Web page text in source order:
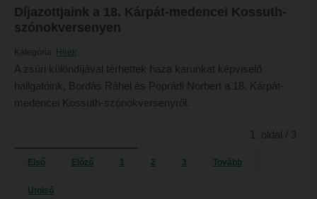
Díjazottjaink a 18. Kárpát-medencei Kossuth-
szónokversenyen
Kategória: Hírek
A zsűri különdíjával térhettek haza karunkat képviselő
hallgatóink, Bordás Ráhel és Poprádi Norbert a 18. Kárpát-
medencei Kossuth-szónokversenyről.
1. oldal / 3
Első Előző 1 2 3 Tovább
Utolsó